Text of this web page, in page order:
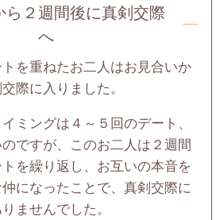
ら２週間後に真剣交際
へ
を重ねたお二人はお見合いか
際に入りました。
ミングは４～５回のデート、
ですが、このお二人は２週間
を繰り返し、お互いの本音を
になったことで、真剣交際に
ませんでした。